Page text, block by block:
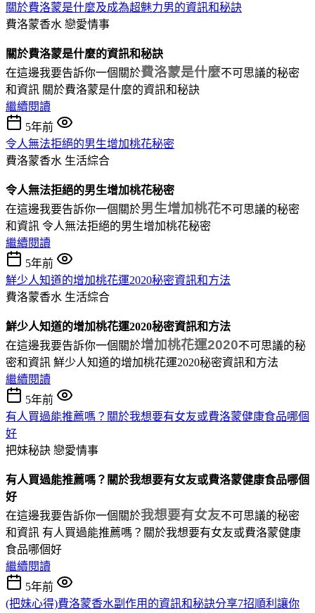
關於費洛蒙是什麼及成為超魅力男的資訊和秘訣
費洛蒙香水 戀愛情事
關於費洛蒙是什麼的資訊和秘訣
在這邊我要告訴你一個關於費洛蒙是什麼不可思議的秘密
和資訊 關於費洛蒙是什麼的資訊和秘訣
繼續閱讀
5年前
令人無法拒絕的男生增加桃花秘密
費洛蒙香水 生活綜合
令人無法拒絕的男生增加桃花秘密
在這邊我要告訴你一個關於男生增加桃花不可思議的秘密
和資訊 令人無法拒絕的男生增加桃花秘密
繼續閱讀
5年前
鮮少人知道的增加桃花運2020秘密資訊和方法
費洛蒙香水 生活綜合
鮮少人知道的增加桃花運2020秘密資訊和方法
在這邊我要告訴你一個關於增加桃花運2020不可思議的秘
密和資訊 鮮少人知道的增加桃花運2020秘密資訊和方法
繼續閱讀
5年前
有人買過能推薦嗎？關於我想要有女友或費洛蒙健康食品哪個
好
把妹秘訣 戀愛情事
有人買過能推薦嗎？關於我想要有女友或費洛蒙健康食品哪個
好
在這邊我要告訴你一個關於我想要有女友不可思議的秘密
和資訊 有人買過能推薦嗎？關於我想要有女友或費洛蒙健康
食品哪個好
繼續閱讀
5年前
(把妹心得)費洛蒙香水副作用的資訊和秘訣分享7招順利讓你